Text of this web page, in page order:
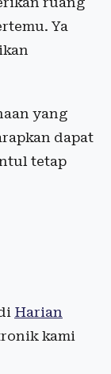
Ya
yang
dapat
tetap
Harian
kami